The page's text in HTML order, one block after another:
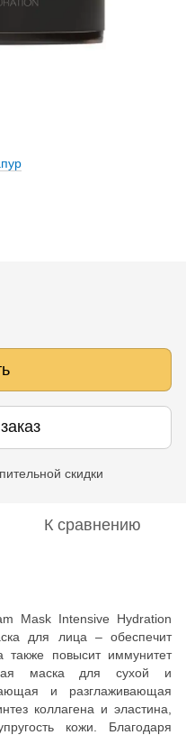
скидки
К сравнению
Mask Intensive Hydration
для лица – обеспечит
повысит иммунитет
маска для сухой и
и разглаживающая
коллагена и эластина,
кожи. Благодаря